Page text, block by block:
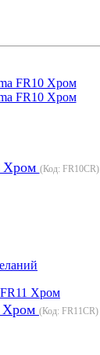
Хром (Код: FR10CR)
Хром (Код: FR11CR)